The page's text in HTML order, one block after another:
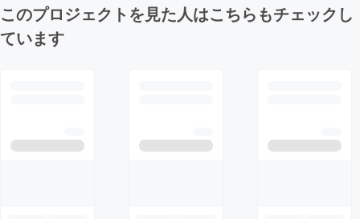
このプロジェクトを見た人はこちらもチェックし
ています